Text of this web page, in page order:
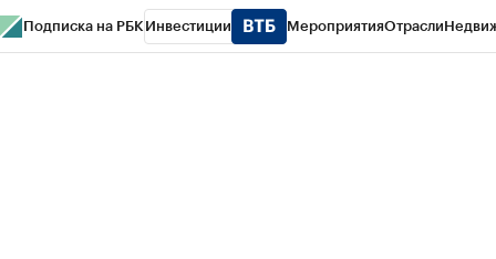
Подписка на РБК Инвестиции МероприятияОтрасли